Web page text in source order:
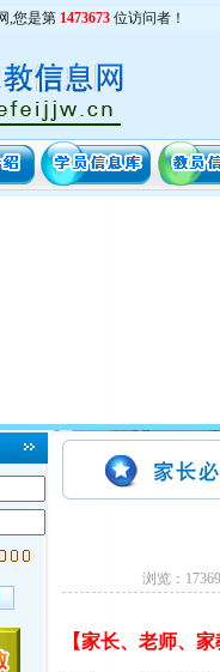
,您是第 1473673 位访问者！
浏览：
【家长、老师、